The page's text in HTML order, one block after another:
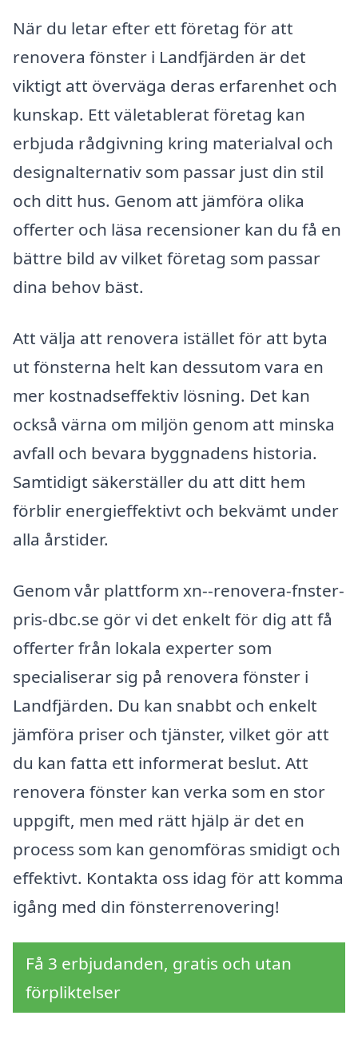
När du letar efter ett företag för att
renovera fönster i Landfjärden är det
viktigt att överväga deras erfarenhet och
kunskap. Ett väletablerat företag kan
erbjuda rådgivning kring materialval och
designalternativ som passar just din stil
och ditt hus. Genom att jämföra olika
offerter och läsa recensioner kan du få en
bättre bild av vilket företag som passar
dina behov bäst.
Att välja att renovera istället för att byta
ut fönsterna helt kan dessutom vara en
mer kostnadseffektiv lösning. Det kan
också värna om miljön genom att minska
avfall och bevara byggnadens historia.
Samtidigt säkerställer du att ditt hem
förblir energieffektivt och bekvämt under
alla årstider.
Genom vår plattform xn--renovera-fnster-
pris-dbc.se gör vi det enkelt för dig att få
offerter från lokala experter som
specialiserar sig på renovera fönster i
Landfjärden. Du kan snabbt och enkelt
jämföra priser och tjänster, vilket gör att
du kan fatta ett informerat beslut. Att
renovera fönster kan verka som en stor
uppgift, men med rätt hjälp är det en
process som kan genomföras smidigt och
effektivt. Kontakta oss idag för att komma
igång med din fönsterrenovering!
Få 3 erbjudanden, gratis och utan
förpliktelser